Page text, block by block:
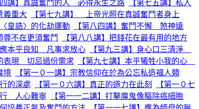
四講】真誠奮鬥的人 必得永生之路
【第七五講】私人
義重大
【第七九講】 上帝光照在真誠奮鬥者身上
皇誥〉的化劫運動
【第八四講】奮鬥不懈 煞神遠
尊不在更須奮鬥
【第八八講】把錢花在最有用的地方
應本乎良知 凡事求放心
【第九三講】身心口三清淨
表現 切忌過份需求
【第九七講】本乎犧牲小我的心
境
【第一０一講】宗教信仰在於為公忘私造福人類
的深處 【第一０六講】真正的道力在此刻
【第一０七
行 人心難寧
【第一一二講】打擊魔鬼像驅除癌細胞